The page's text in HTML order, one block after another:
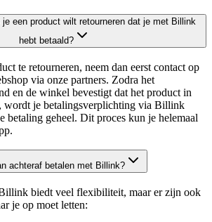
een product wilt retourneren dat je met Billink
hebt betaald?
te retourneren, neem dan eerst contact op
via onze partners. Zodra het
en de winkel bevestigt dat het product in
wordt je betalingsverplichting via Billink
betaling geheel. Dit proces kun je helemaal
achteraf betalen met Billink?
biedt veel flexibiliteit, maar er zijn ook
je op moet letten: